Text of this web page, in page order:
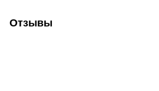
Отзывы